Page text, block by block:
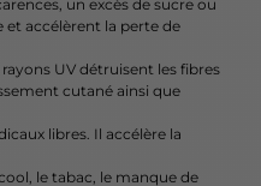
un excès de sucre ou
et accélèrent la perte de
rayons UV détruisent les fibres
cutané ainsi que
libres. Il accélère la
le tabac, le manque de